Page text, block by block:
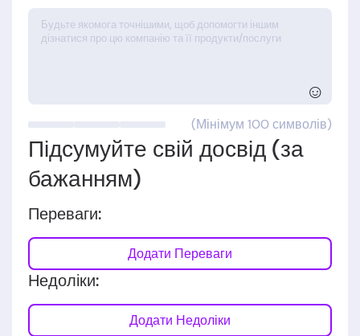
☺
(Мінімум 100 символів)
Підсумуйте свій досвід (за
бажанням)
Переваги:
Додати Переваги
Недоліки:
Додати Недоліки